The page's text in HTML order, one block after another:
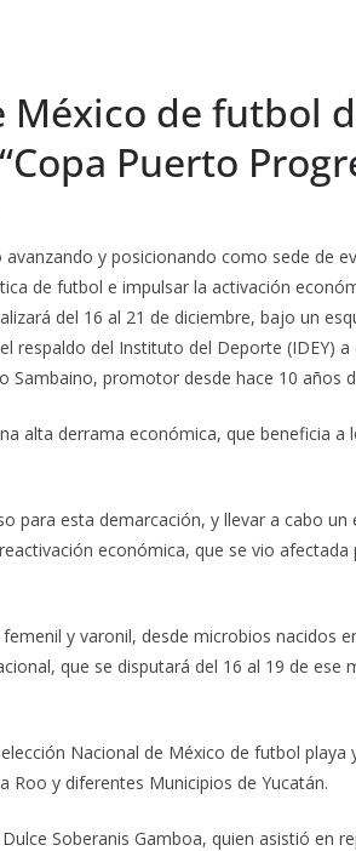
México de futbol
Puerto
y posicionando como sede de
de futbol e impulsar la activación
del 16 al 21 de diciembre, bajo un
respaldo del Instituto del Deporte (IDEY) a
Sambaino, promotor desde hace 10 años
alta derrama económica, que beneficia a
para esta demarcación, y llevar a cabo un
económica, que se vio afectada
y varonil, desde microbios nacidos
que se disputará del 16 al 19 de ese
Nacional de México de futbol playa
Roo y diferentes Municipios de Yucatán.
Soberanis Gamboa, quien asistió en